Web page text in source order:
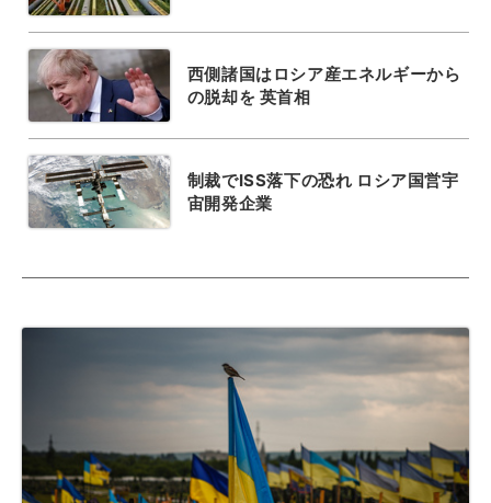
西側諸国はロシア産エネルギーから
の脱却を 英首相
制裁でISS落下の恐れ ロシア国営宇
宙開発企業